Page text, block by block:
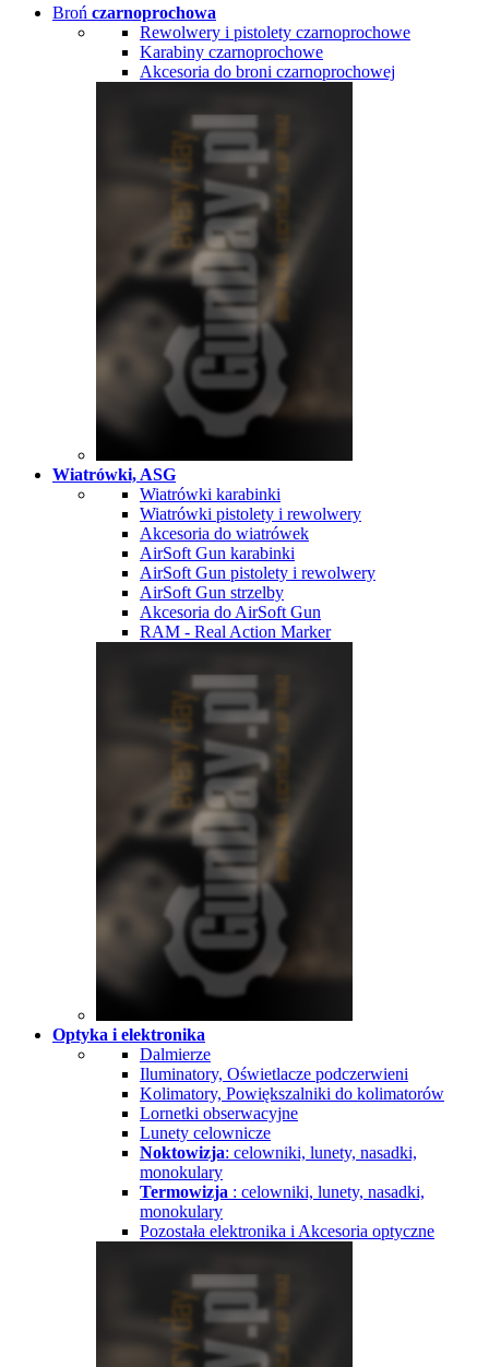
Broń czarnoprochowa
Rewolwery i pistolety czarnoprochowe
Karabiny czarnoprochowe
Akcesoria do broni czarnoprochowej
Wiatrówki, ASG
Wiatrówki karabinki
Wiatrówki pistolety i rewolwery
Akcesoria do wiatrówek
AirSoft Gun karabinki
AirSoft Gun pistolety i rewolwery
AirSoft Gun strzelby
Akcesoria do AirSoft Gun
RAM - Real Action Marker
Optyka i elektronika
Dalmierze
Iluminatory, Oświetlacze podczerwieni
Kolimatory, Powiększalniki do kolimatorów
Lornetki obserwacyjne
Lunety celownicze
Noktowizja: celowniki, lunety, nasadki,
monokulary
Termowizja : celowniki, lunety, nasadki,
monokulary
Pozostała elektronika i Akcesoria optyczne